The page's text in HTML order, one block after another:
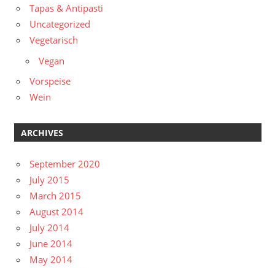
Tapas & Antipasti
Uncategorized
Vegetarisch
Vegan
Vorspeise
Wein
ARCHIVES
September 2020
July 2015
March 2015
August 2014
July 2014
June 2014
May 2014